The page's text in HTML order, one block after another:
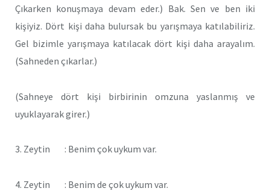
Çıkarken konuşmaya devam eder.) Bak. Sen ve ben iki
kişiyiz. Dört kişi daha bulursak bu yarışmaya katılabiliriz.
Gel bizimle yarışmaya katılacak dört kişi daha arayalım.
(Sahneden çıkarlar.)
(Sahneye dört kişi birbirinin omzuna yaslanmış ve
uyuklayarak girer.)
3. Zeytin : Benim çok uykum var.
4. Zeytin : Benim de çok uykum var.